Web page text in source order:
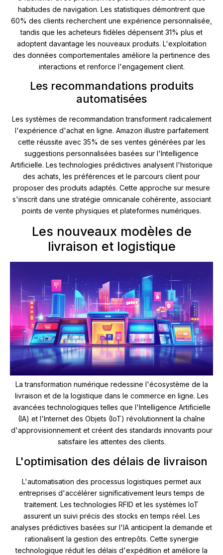
habitudes de navigation. Les statistiques démontrent que
60% des clients recherchent une expérience personnalisée,
tandis que les acheteurs fidèles dépensent 31% plus et
adoptent davantage les nouveaux produits. L'exploitation
des données comportementales améliore la pertinence des
interactions et renforce l'engagement client.
Les recommandations produits
automatisées
Les systèmes de recommandation transforment radicalement
l'expérience d'achat en ligne. Amazon illustre parfaitement
cette réussite avec 35% de ses ventes générées par les
suggestions personnalisées basées sur l'Intelligence
Artificielle. Les technologies prédictives analysent l'historique
des achats, les préférences et le parcours client pour
proposer des produits adaptés. Cette approche sur mesure
s'inscrit dans une stratégie omnicanale cohérente, associant
points de vente physiques et plateformes numériques.
Les nouveaux modèles de
livraison et logistique
La transformation numérique redessine l'écosystème de la
livraison et de la logistique dans le commerce en ligne. Les
avancées technologiques telles que l'Intelligence Artificielle
(IA) et l'Internet des Objets (IoT) révolutionnent la chaîne
d'approvisionnement et créent des standards innovants pour
satisfaire les attentes des clients.
L'optimisation des délais de livraison
L'automatisation des processus logistiques permet aux
entreprises d'accélérer significativement leurs temps de
traitement. Les technologies RFID et les systèmes IoT
assurent un suivi précis des stocks en temps réel. Les
analyses prédictives basées sur l'IA anticipent la demande et
rationalisent la gestion des entrepôts. Cette synergie
technologique réduit les délais d'expédition et améliore la